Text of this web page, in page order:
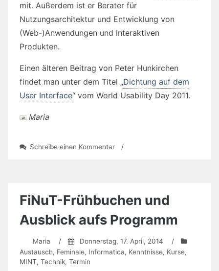
mit. Außerdem ist er Berater für
Nutzungsarchitektur und Entwicklung von
(Web-)Anwendungen und interaktiven
Produkten.
Einen älteren Beitrag von Peter Hunkirchen
findet man unter dem Titel „Dichtung auf dem
User Interface“ vom World Usability Day 2011.
Maria
Schreibe einen Kommentarzu
Fakten,
Fakten
–
und
den
Nutzer
/
FiNuT-Frühbuchen und
Ausblick aufs Programm
Maria / Donnerstag, 17. April, 2014
/
Austausch, Feminale, Informatica, Kenntnisse, Kurse,
MINT, Technik, Termin